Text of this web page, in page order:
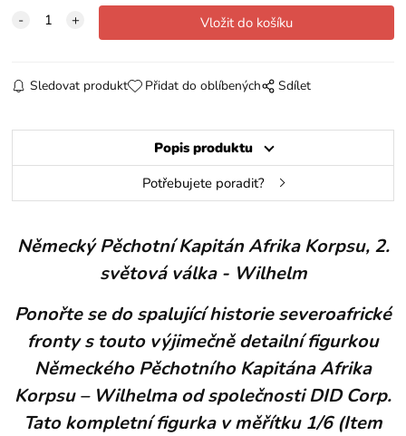
Sledovat produkt Přidat do oblíbených Sdílet
Popis produktu
Potřebujete poradit?
Německý Pěchotní Kapitán Afrika Korpsu, 2.
světová válka - Wilhelm
Ponořte se do spalující historie severoafrické
fronty s touto výjimečně detailní figurkou
Německého Pěchotního Kapitána Afrika
Korpsu – Wilhelma od společnosti DID Corp.
Tato kompletní figurka v měřítku 1/6 (Item